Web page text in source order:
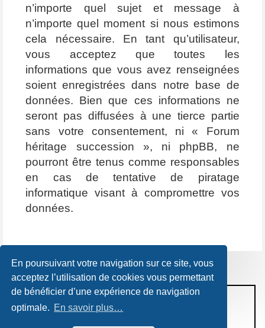
En poursuivant votre navigation sur ce site, vous
acceptez l’utilisation de cookies vous permettant
de bénéficier d’une expérience de navigation
optimale. En savoir plus…
n’importe quel sujet et message à
n’importe quel moment si nous estimons
cela nécessaire. En tant qu’utilisateur,
vous acceptez que toutes les
informations que vous avez renseignées
soient enregistrées dans notre base de
données. Bien que ces informations ne
seront pas diffusées à une tierce partie
sans votre consentement, ni « Forum
héritage succession », ni phpBB, ne
pourront être tenus comme responsables
en cas de tentative de piratage
informatique visant à compromettre vos
données.
CONDITIONS D’UTILISATION
POLITIQUE DE VIE PRIVÉE